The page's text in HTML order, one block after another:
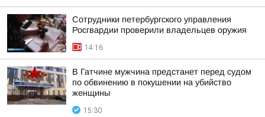
Сотрудники петербургского управления
Росгвардии проверили владельцев оружия
14:16
В Гатчине мужчина предстанет перед судом
по обвинению в покушении на убийство
женщины
15:30